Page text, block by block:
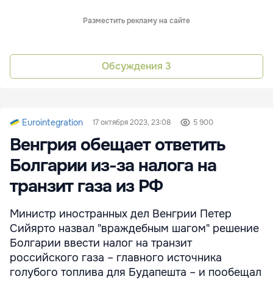
Разместить рекламу на сайте
Обсуждения 3
Eurointegration 17 октября 2023, 23:08 5 900
Венгрия обещает ответить
Болгарии из-за налога на
транзит газа из РФ
Министр иностранных дел Венгрии Петер
Сийярто назвал "враждебным шагом" решение
Болгарии ввести налог на транзит
российского газа – главного источника
голубого топлива для Будапешта – и пообещал